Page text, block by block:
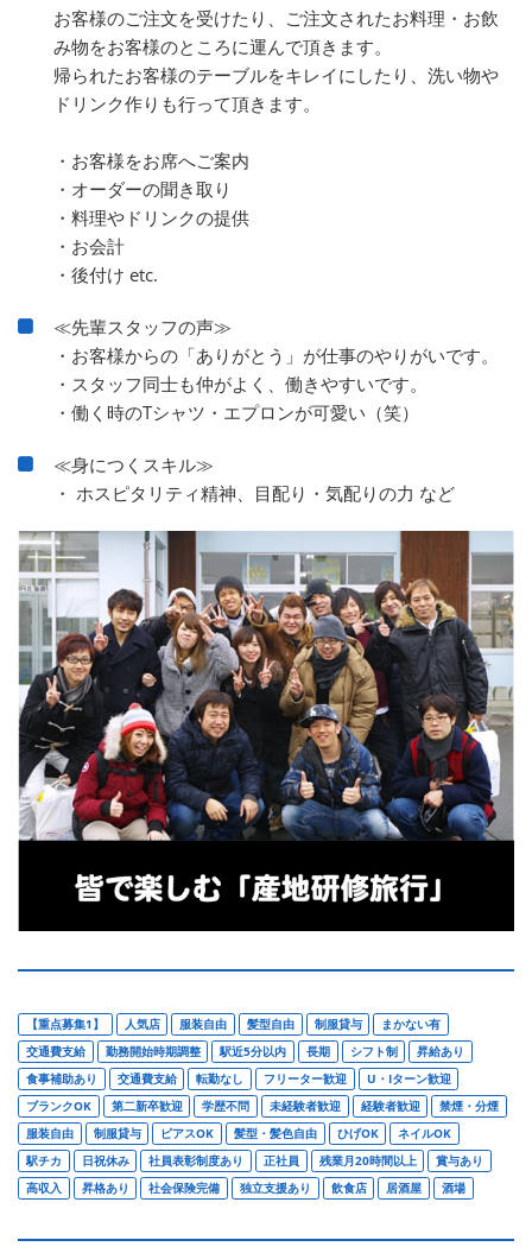
お客様のご注文を受けたり、ご注文されたお料理・お飲
み物をお客様のところに運んで頂きます。
帰られたお客様のテーブルをキレイにしたり、洗い物や
ドリンク作りも行って頂きます。
・お客様をお席へご案内
・オーダーの聞き取り
・料理やドリンクの提供
・お会計
・後付け etc.
≪先輩スタッフの声≫
・お客様からの「ありがとう」が仕事のやりがいです。
・スタッフ同士も仲がよく、働きやすいです。
・働く時のTシャツ・エプロンが可愛い（笑）
≪身につくスキル≫
・ ホスピタリティ精神、目配り・気配りの力 など
【重点募集1】 人気店 服装自由 髪型自由 制服貸与
まかない有
交通費支給
勤務開始時期調整 駅近5分以内 長期 シフト制
昇給あり
食事補助あり
交通費支給 転勤なし フリーター歓迎
U・Iターン歓迎
ブランクOK
第二新卒歓迎 学歴不問 未経験者歓迎 経験者歓迎
禁煙・分煙
服装自由
制服貸与 ピアスOK 髪型・髪色自由 ひげOK
ネイルOK
駅チカ
日祝休み 社員表彰制度あり 正社員 残業月20時間以上
賞与あり
高収入
昇格あり 社会保険完備 独立支援あり 飲食店 居酒屋 酒場